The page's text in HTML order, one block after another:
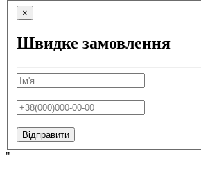
×
Швидке замовлення
Відправити
"